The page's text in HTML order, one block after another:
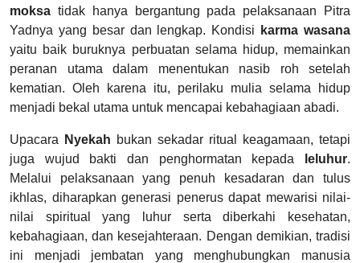
moksa tidak hanya bergantung pada pelaksanaan Pitra
Yadnya yang besar dan lengkap. Kondisi
karma wasana
yaitu baik buruknya perbuatan selama hidup, memainkan
peranan utama dalam menentukan nasib roh setelah
kematian. Oleh karena itu, perilaku mulia selama hidup
menjadi bekal utama untuk mencapai kebahagiaan abadi.
Upacara Nyekah bukan sekadar ritual keagamaan, tetapi
juga wujud bakti dan penghormatan kepada
leluhur.
Melalui pelaksanaan yang penuh kesadaran dan tulus
ikhlas, diharapkan generasi penerus dapat mewarisi nilai-
nilai spiritual yang luhur serta diberkahi kesehatan,
kebahagiaan, dan kesejahteraan. Dengan demikian, tradisi
ini menjadi jembatan yang menghubungkan manusia